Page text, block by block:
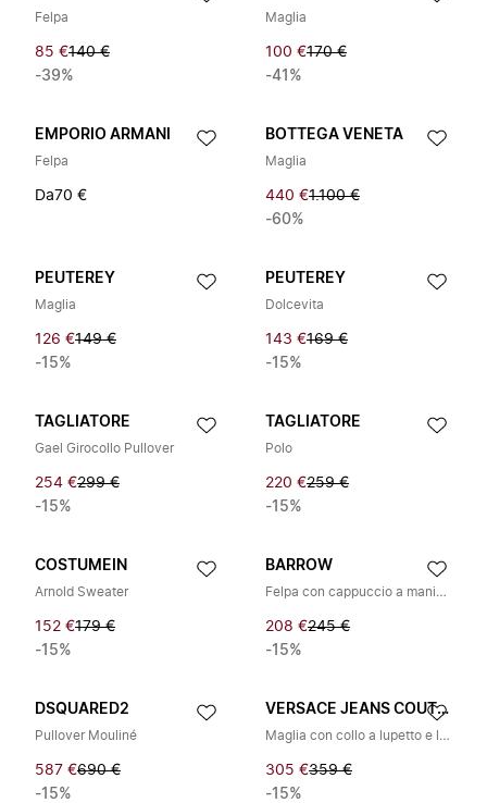
Felpa
85 €140 €
-39%
Maglia
100 €170 €
-41%
EMPORIO ARMANI
Felpa
Da70 €
BOTTEGA VENETA
Maglia
440 €1.100 €
-60%
PEUTEREY
Maglia
126 €149 €
-15%
PEUTEREY
Dolcevita
143 €169 €
-15%
TAGLIATORE
Gael Girocollo Pullover
254 €299 €
-15%
TAGLIATORE
Polo
220 €259 €
-15%
COSTUMEIN
Arnold Sweater
152 €179 €
-15%
BARROW
Felpa con cappuccio a maniche lunghe con stampa a motivo
208 €245 €
-15%
DSQUARED2
Pullover Mouliné
587 €690 €
-15%
VERSACE JEANS COUTURE
Maglia con collo a lupetto e logo
305 €359 €
-15%